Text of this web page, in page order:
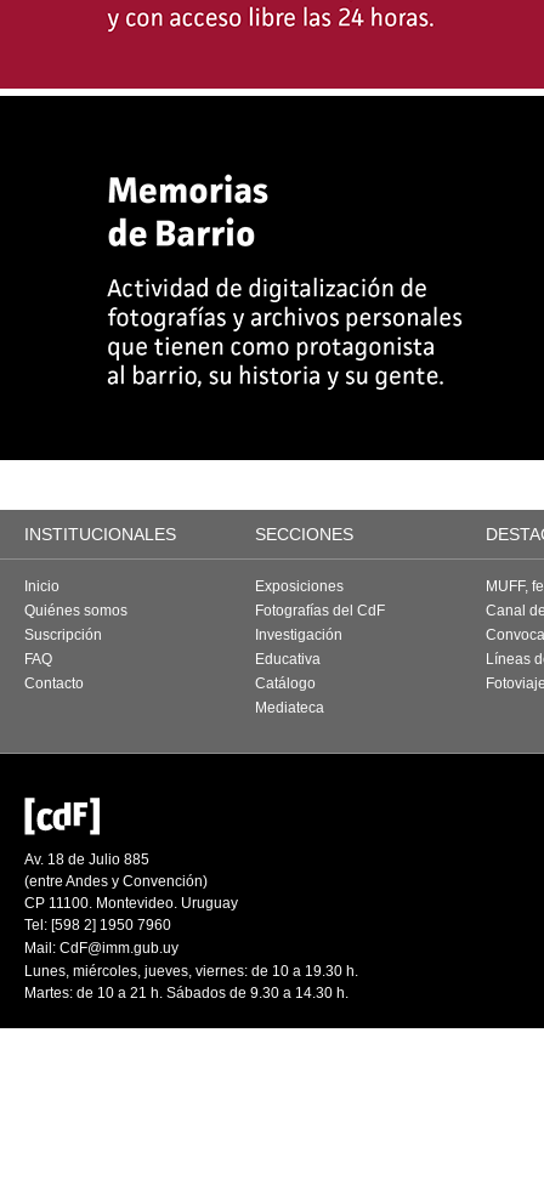
INSTITUCIONALES SECCIONES
Inicio
Quiénes somos
Suscripción
FAQ
Contacto
Exposiciones
Fotografías del CdF
Investigación
Educativa
Catálogo
Mediateca
MUFF,
Canal
Líneas
Av. 18 de Julio 885
(entre Andes y Convención)
CP 11100. Montevideo. Uruguay
Tel: [598 2] 1950 7960
Mail: CdF@imm.gub.uy
Lunes, miércoles, jueves, viernes: de 10 a 19.30 h.
Martes: de 10 a 21 h. Sábados de 9.30 a 14.30 h.